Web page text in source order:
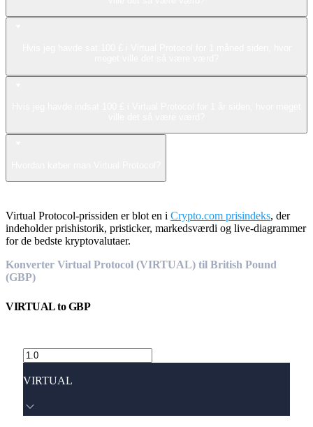
Virtual Protocol-prissiden er blot en i Crypto.com prisindeks, der
indeholder prishistorik, pristicker, markedsværdi og live-diagrammer
for de bedste kryptovalutaer.
Konverter Virtual Protocol (VIRTUAL) til British Pound
(GBP)
VIRTUALtoGBP
VIRTUAL